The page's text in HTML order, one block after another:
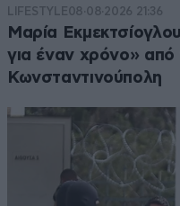
LIFESTYLE08·08·2026 21:36
Μαρία
για έναν χρόνο»
Κωνσταντινούπολη